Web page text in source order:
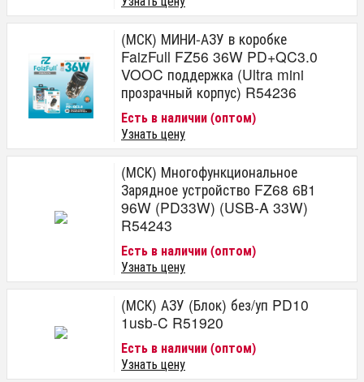
(МСК) МИНИ-АЗУ в коробке
FaizFull FZ56 36W PD+QC3.0
VOOC поддержка (Ultra mini
прозрачный корпус) R54236
Есть в наличии (оптом)
Узнать цену
(МСК) Многофункциональное
Зарядное устройство FZ68 6В1
96W (PD33W) (USB-A 33W)
R54243
Есть в наличии (оптом)
Узнать цену
(МСК) АЗУ (Блок) без/уп PD10
1usb-C R51920
Есть в наличии (оптом)
Узнать цену